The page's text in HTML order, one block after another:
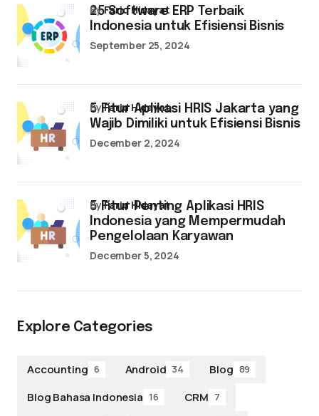
25 Software ERP Terbaik
Indonesia untuk Efisiensi Bisnis
byFarid Hidayat
September 25, 2024
5 Fitur Aplikasi HRIS Jakarta yang
Wajib Dimiliki untuk Efisiensi Bisnis
byFarid Hidayat
December 2, 2024
5 Fitur Penting Aplikasi HRIS
Indonesia yang Mempermudah
Pengelolaan Karyawan
byFarid Hidayat
December 5, 2024
Explore Categories
Accounting 6 Android 34 Blog 89
Blog Bahasa Indonesia 16 CRM 7